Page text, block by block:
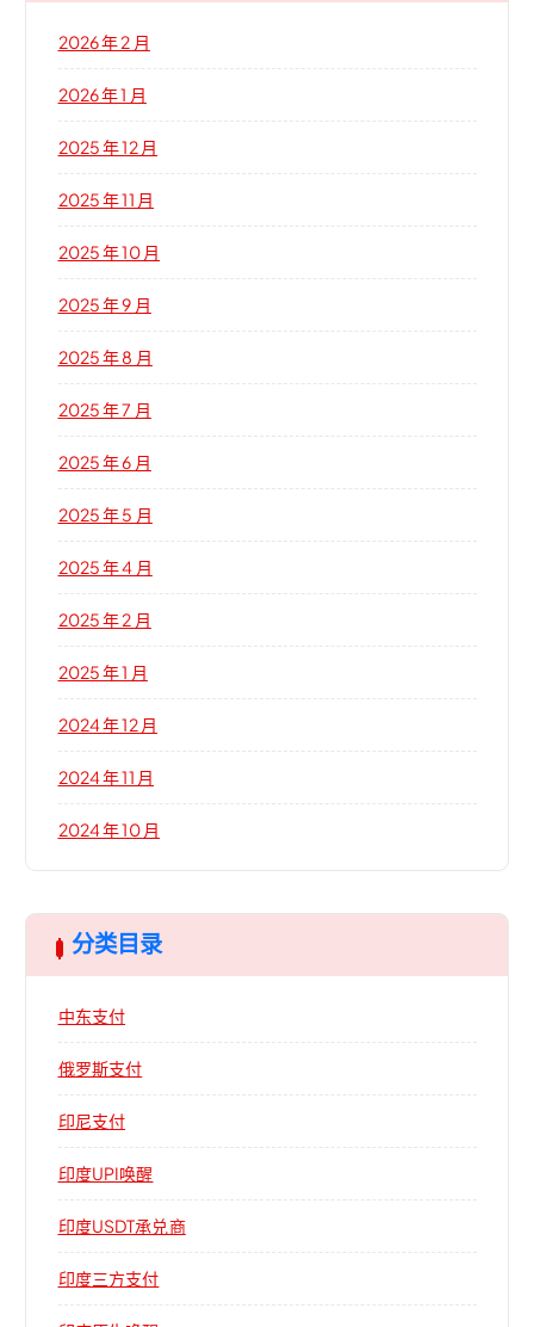
2026 年 2 月
2026 年 1 月
2025 年 12 月
2025 年 11 月
2025 年 10 月
2025 年 9 月
2025 年 8 月
2025 年 7 月
2025 年 6 月
2025 年 5 月
2025 年 4 月
2025 年 2 月
2025 年 1 月
2024 年 12 月
2024 年 11 月
2024 年 10 月
分类目录
中东支付
俄罗斯支付
印尼支付
印度UPI唤醒
印度USDT承兑商
印度三方支付